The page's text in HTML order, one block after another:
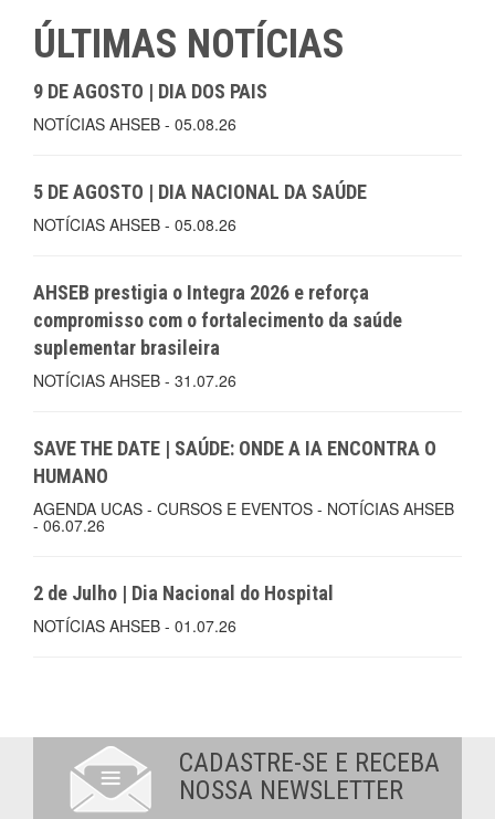
ÚLTIMAS NOTÍCIAS
9 DE AGOSTO | DIA DOS PAIS
NOTÍCIAS AHSEB - 05.08.26
5 DE AGOSTO | DIA NACIONAL DA SAÚDE
NOTÍCIAS AHSEB - 05.08.26
AHSEB prestigia o Integra 2026 e reforça
compromisso com o fortalecimento da saúde
suplementar brasileira
NOTÍCIAS AHSEB - 31.07.26
SAVE THE DATE | SAÚDE: ONDE A IA ENCONTRA O
HUMANO
AGENDA UCAS - CURSOS E EVENTOS - NOTÍCIAS AHSEB
- 06.07.26
2 de Julho | Dia Nacional do Hospital
NOTÍCIAS AHSEB - 01.07.26
CADASTRE-SE E RECEBA
NOSSA NEWSLETTER